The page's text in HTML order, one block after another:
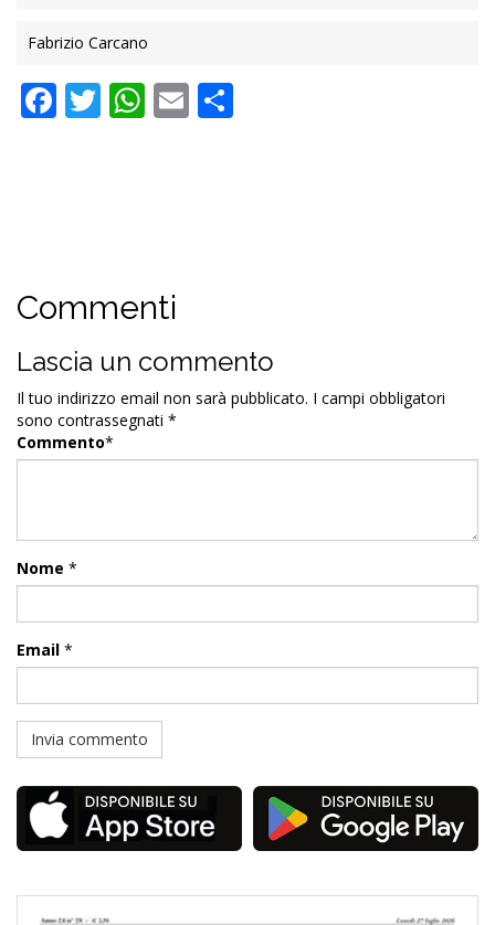
Fabrizio Carcano
Facebook
Twitter
WhatsApp
Email
Commenti
Lascia un commento
Il tuo indirizzo email non sarà pubblicato. I campi obbligatori
sono contrassegnati *
Commento*
Nome *
Email *